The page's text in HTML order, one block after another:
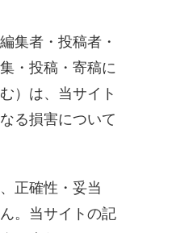
集者・投稿者・
・投稿・寄稿に
）は、当サイト
る損害について
正確性・妥当
。当サイトの記